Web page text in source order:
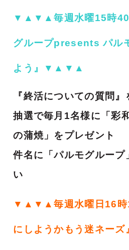
▼▲▼▲毎週水曜15時40
グループpresents パル
よう』▼▲▼▲
『終活についての質問』
抽選で毎月1名様に「彩
の蒲焼」をプレゼント
件名に「パルモグループ
い
▼▲▼▲毎週水曜日16時
にしようかもう迷ネー